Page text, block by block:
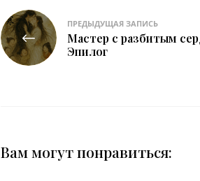
Навигация
по
записям
ПРЕДЫДУЩАЯ ЗАПИСЬ
Мастер с разбитым
Эпилог
Вам могут понравиться: